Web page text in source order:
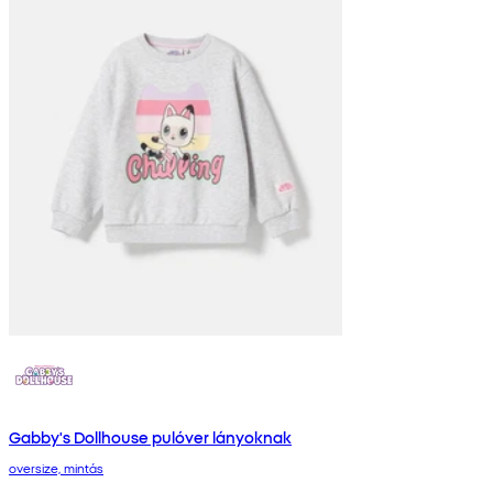
Gabby's Dollhouse pulóver lányoknak
oversize, mintás